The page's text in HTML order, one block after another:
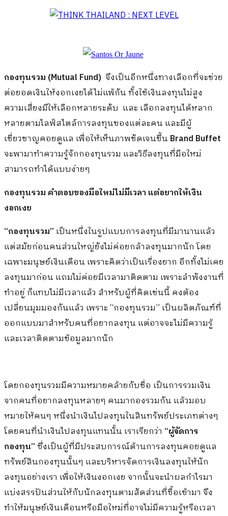
กองทุนรวม (Mutual Fund) จึงเป็นอีกหนึ่งทางเลือกที่จะช่วย
ต่อยอดเงินให้งอกเงยได้ไม่แพ้กัน ทั้งใช้เงินลงทุนไม่สูง
ความเสี่ยงมีให้เลือกหลายระดับ และ เลือกลงทุนได้หลาก
หลายตามไลฟ์สไตล์การลงทุนของแต่ละคน และมีผู้
เชี่ยวชาญคอยดูแล เพื่อให้เห็นภาพชัดเจนขึ้น Brand Buffet
จะพามาทำความรู้จักกองทุนรวม และวิธีลงทุนที่มือใหม่
สามารถทำได้แบบง่ายๆ
กองทุนรวม คำตอบของมือใหม่ไม่มีเวลา แต่อยากให้เงิน
งอกเงย
“กองทุนรวม” เป็นหนึ่งในรูปแบบการลงทุนที่มีมานานแล้ว
แต่สมัยก่อนคนส่วนใหญ่ยังไม่ค่อยกล้าลงทุนมากนัก โดย
เฉพาะมนุษย์เงินเดือน เพราะคิดว่าเป็นเรื่องยาก อีกทั้งไม่เคย
ลงทุนมาก่อน แถมไม่ค่อยมีเวลามาติดตาม เพราะลำพังงานที่
ทำอยู่ ก็แทบไม่มีเวลาแล้ว สำหรับผู้ที่คิดเช่นนี้ คงต้อง
เปลี่ยนมุมมองกันแล้ว เพราะ “กองทุนรวม” เป็นผลิตภัณฑ์ที่
ออกแบบมาสำหรับคนที่อยากลงทุน แต่อาจจะไม่มีความรู้
และเวลาติดตามข้อมูลมากนัก
โดยกองทุนรวมมีความหมายคล้ายกับชื่อ เป็นการรวมเงิน
จากคนที่อยากลงทุนหลายๆ คนมากองรวมกัน แล้วมอบ
หมายให้คนๆ หนึ่งนำเงินไปลงทุนในสินทรัพย์ประเภทต่างๆ
โดยคนที่นำเงินไปลงทุนแทนนั้น เราเรียกว่า “ผู้จัดการ
กองทุน”ซึ่งเป็นผู้ที่มีประสบการณ์ด้านการลงทุนคอยดูแล
ทรัพย์สินกองทุนนั้นๆ และบริหารจัดการเงินลงทุนให้นัก
ลงทุนอย่างเรา เพื่อให้เงินงอกเงย จากนั้นจะนำผลกำไรมา
แบ่งสรรปันส่วนให้กับนักลงทุนตามสัดส่วนที่ซื้อเข้ามา จึง
ทำให้มนุษย์เงินเดือนหรือมือใหม่ที่อาจไม่มีความรู้หรือเวลา